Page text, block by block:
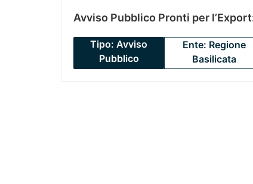
Avviso Pubblico Pronti per
Tipo: Avviso
Pubblico
Ente: Regione
Basilicata